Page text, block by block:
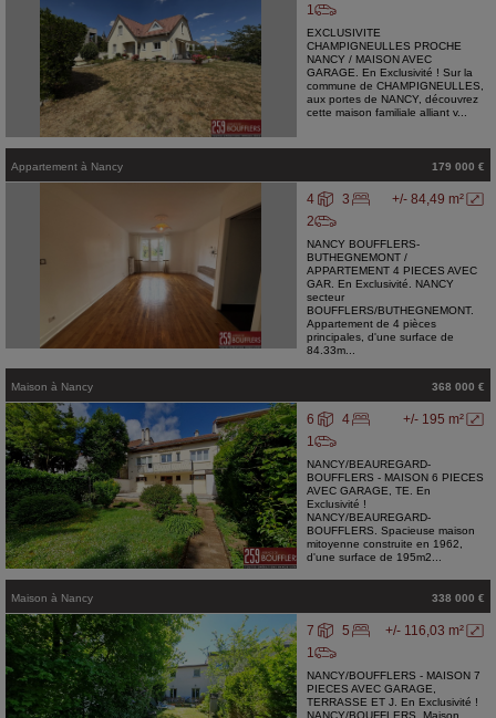
1
EXCLUSIVITE
CHAMPIGNEULLES PROCHE
NANCY / MAISON AVEC
GARAGE. En Exclusivité ! Sur la
commune de CHAMPIGNEULLES,
aux portes de NANCY, découvrez
cette maison familiale alliant v...
Appartement à Nancy 179 000 €
+/- 84,49 m²
4
3
2
NANCY BOUFFLERS-
BUTHEGNEMONT /
APPARTEMENT 4 PIECES AVEC
GAR. En Exclusivité. NANCY
secteur
BOUFFLERS/BUTHEGNEMONT.
Appartement de 4 pièces
principales, d'une surface de
84.33m...
Maison à Nancy 368 000 €
+/- 195 m²
6
4
1
NANCY/BEAUREGARD-
BOUFFLERS - MAISON 6 PIECES
AVEC GARAGE, TE. En
Exclusivité !
NANCY/BEAUREGARD-
BOUFFLERS. Spacieuse maison
mitoyenne construite en 1962,
d'une surface de 195m2...
Maison à Nancy 338 000 €
+/- 116,03 m²
7
5
1
NANCY/BOUFFLERS - MAISON 7
PIECES AVEC GARAGE,
TERRASSE ET J. En Exclusivité !
NANCY/BOUFFLERS. Maison